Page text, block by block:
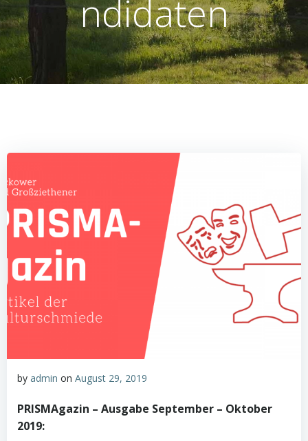
ndidaten
by admin on August 29, 2019
PRISMAgazin – Ausgabe September – Oktober
2019: